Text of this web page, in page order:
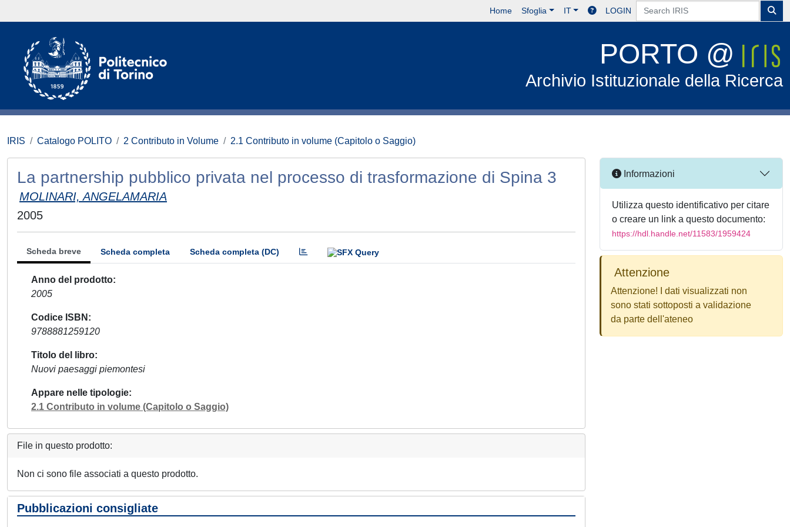
Home Sfoglia IT LOGIN
PORTO @
Archivio Istituzionale della Ricerca
IRIS Catalogo POLITO 2 Contributo in Volume 2.1 Contributo in volume (Capitolo o Saggio)
La partnership pubblico privata nel processo di trasformazione di Spina 3
MOLINARI, ANGELAMARIA
2005
Scheda breve Scheda completa Scheda completa (DC)
Anno del prodotto
2005
Codice ISBN
9788881259120
Titolo del libro
Nuovi paesaggi piemontesi
Appare nelle tipologie
2.1 Contributo in volume (Capitolo o Saggio)
File in questo prodotto:
Non ci sono file associati a questo prodotto.
Pubblicazioni consigliate
Informazioni
Utilizza questo identificativo per citare
o creare un link a questo documento:
https://hdl.handle.net/11583/1959424
Attenzione
Attenzione! I dati visualizzati non
sono stati sottoposti a validazione
da parte dell'ateneo